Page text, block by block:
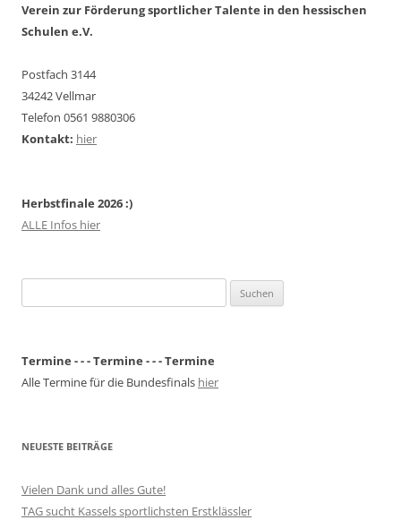
Verein zur Förderung sportlicher Talente in den hessischen
Schulen e.V.
Postfach 3144
34242 Vellmar
Telefon 0561 9880306
Kontakt: hier
Herbstfinale 2026 :)
ALLE Infos hier
nach:
Termine - - - Termine - - - Termine
Alle Termine für die Bundesfinals hier
NEUESTE BEITRÄGE
Vielen Dank und alles Gute!
TAG sucht Kassels sportlichsten Erstklässler